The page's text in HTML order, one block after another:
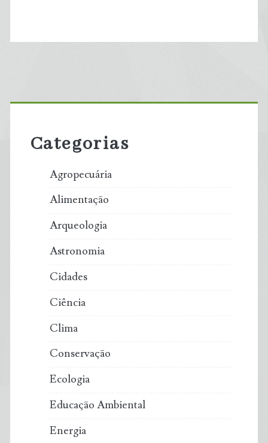
Primary
Sidebar
Categorias
Agropecuária
Alimentação
Arqueologia
Astronomia
Cidades
Ciência
Clima
Conservação
Ecologia
Educação Ambiental
Energia